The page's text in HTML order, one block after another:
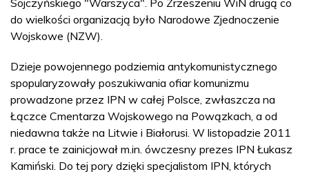
Sojczyńskiego "Warszyca". Po Zrzeszeniu WiN drugą co
do wielkości organizacją było Narodowe Zjednoczenie
Wojskowe (NZW).
Dzieje powojennego podziemia antykomunistycznego
spopularyzowały poszukiwania ofiar komunizmu
prowadzone przez IPN w całej Polsce, zwłaszcza na
Łączce Cmentarza Wojskowego na Powązkach, a od
niedawna także na Litwie i Białorusi. W listopadzie 2011
r. prace te zainicjował m.in. ówczesny prezes IPN Łukasz
Kamiński. Do tej pory dzięki specjalistom IPN, których